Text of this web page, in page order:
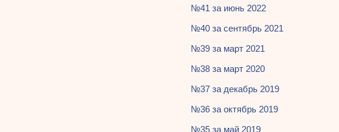
№41 за июнь 2022
№40 за сентябрь 2021
№39 за март 2021
№38 за март 2020
№37 за декабрь 2019
№36 за октябрь 2019
№35 за май 2019